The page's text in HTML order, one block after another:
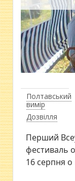
Полтавський
вимір
Дозвілля
Перший
фестиваль
16 серпня о